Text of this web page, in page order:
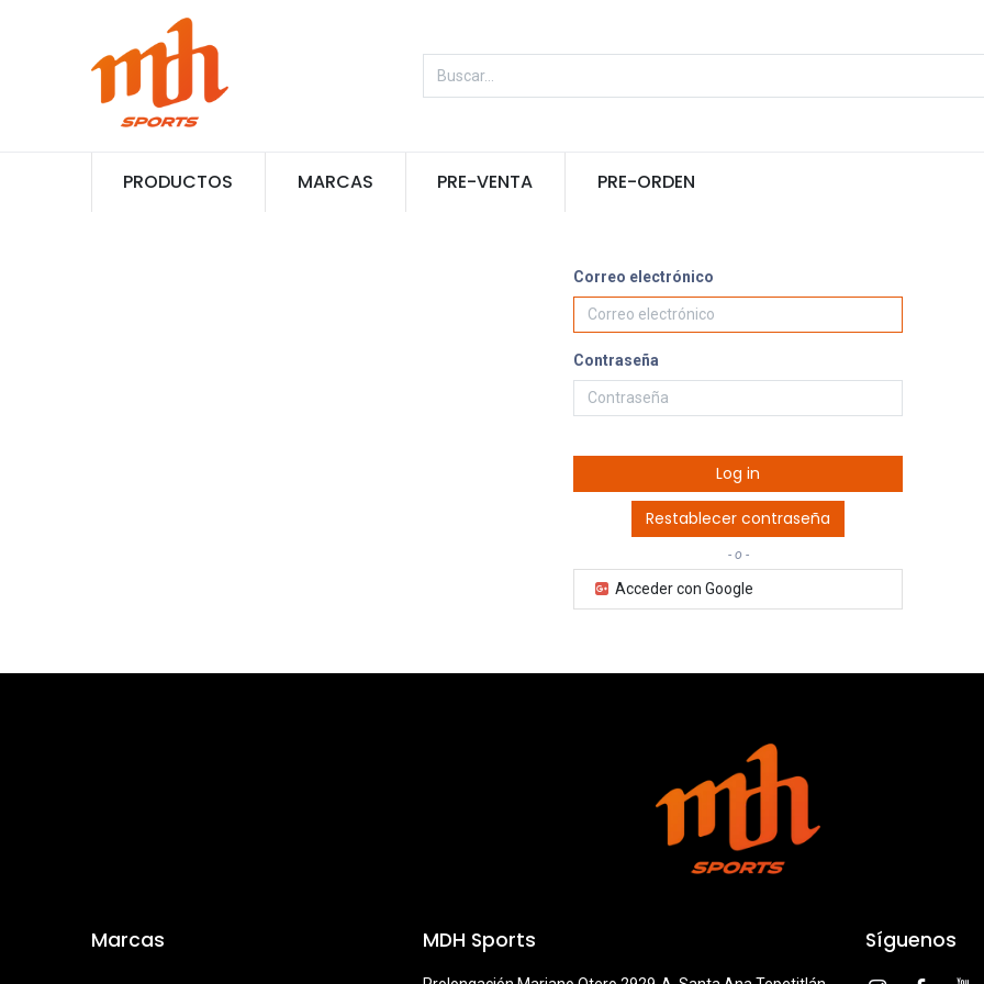
PRODUCTOS MARCAS PRE-VENTA PRE-ORDEN
Correo electrónico
Contraseña
Log in
Restablecer contraseña
- o -
Acceder con Google
Marcas MDH Sports Síguenos